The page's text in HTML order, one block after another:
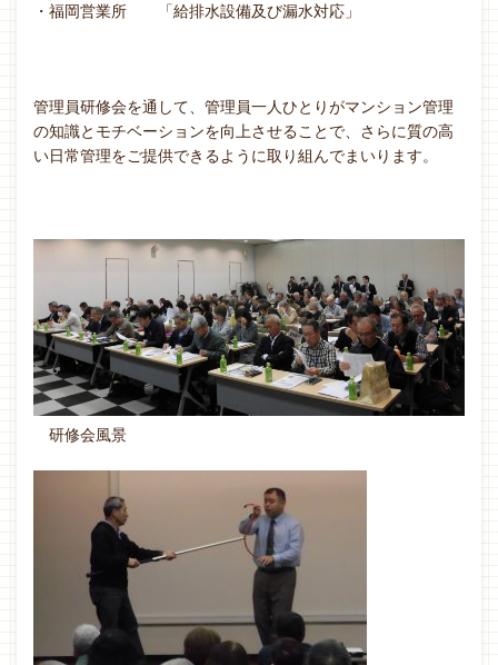
・福岡営業所 「給排水設備及び漏水対応」
管理員研修会を通して、管理員一人ひとりがマンション管理
の知識とモチベーションを向上させることで、さらに質の高
い日常管理をご提供できるように取り組んでまいります。
研修会風景